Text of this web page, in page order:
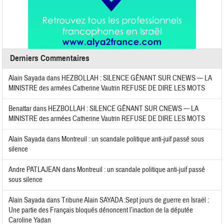
Derniers Commentaires
Alain Sayadadans HEZBOLLAH : SILENCE GÊNANT SUR CNEWS — LA
MINISTRE des armées Catherine Vautrin REFUSE DE DIRE LES MOTS
Benattardans HEZBOLLAH : SILENCE GÊNANT SUR CNEWS — LA
MINISTRE des armées Catherine Vautrin REFUSE DE DIRE LES MOTS
Alain Sayadadans Montreuil : un scandale politique anti-juif passé sous
silence
Andre PATLAJEAN dans Montreuil : un scandale politique anti-juif passé
sous silence
Alain SayadadansTribune Alain SAYADA :Sept jours de guerre en Israël :
Une partie des Français bloqués dénoncent l’inaction de la députée
Caroline Yadan